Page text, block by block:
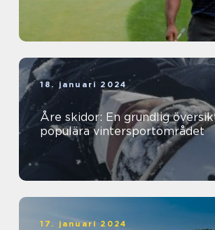
18. januari 2024
Åre skidor: En grundlig
populära vintersportområdet
17. januari 2024